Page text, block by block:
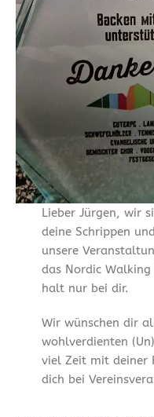
Lieber Jürgen, wir
deine Schrippen
unsere
das Nordic
halt nur bei dir.
Wir wünschen dir
wohlverdienten
viel Zeit mit deiner
dich bei